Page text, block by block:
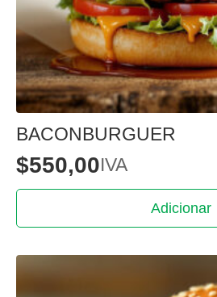
BACONBURGUER
$550,00IVA
Adicionar